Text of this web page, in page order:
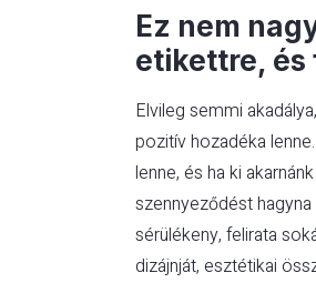
Ez nem
etikettre, és
Elvileg semmi
pozitív hozadéka
lenne, és ha ki
szennyeződést
sérülékeny, felirata
dizájnját, esztétikai